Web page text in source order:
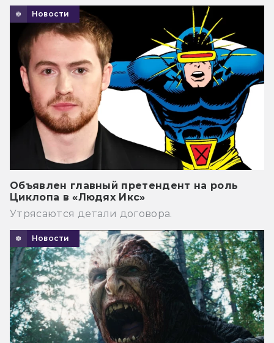
Новости
Объявлен главный претендент на роль
Циклопа в «Людях Икс»
Утрясаются детали договора.
Новости